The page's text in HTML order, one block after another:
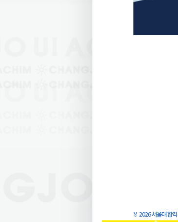
🏅 2026 서울대 합격